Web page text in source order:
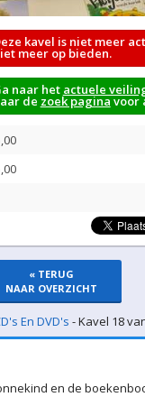
kavel is niet meer
meer op bieden.
naar het actuele
de zoek paginavoor
« TERUG
NAAR OVERZICHT
En DVD's - Kavel 18
en de